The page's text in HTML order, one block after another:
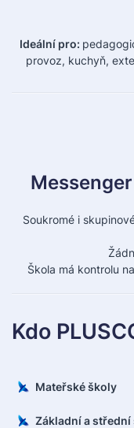
Ideální pro:
provoz, kuchyň,
Soukromé i
Škola má kontrolu
Kdo
Mateřské školy
Základní a střední